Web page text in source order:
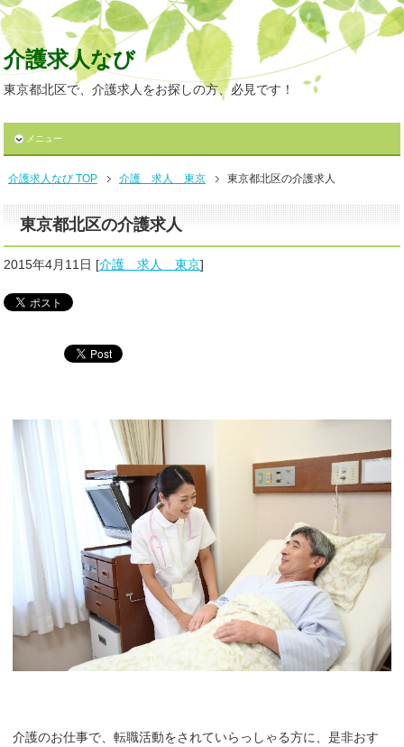
介護求人なび
東京都北区で、介護求人をお探しの方、必見です！
メニュー
介護求人なび TOP 介護 求人 東京 東京都北区の介護求人
東京都北区の介護求人
2015年4月11日 [介護 求人 東京]
介護のお仕事で、転職活動をされていらっしゃる方に、是非おす